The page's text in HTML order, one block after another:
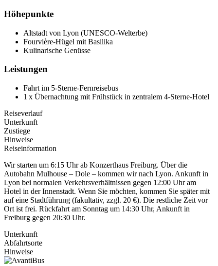
Höhepunkte
Altstadt von Lyon (UNESCO-Welterbe)
Fourvière-Hügel mit Basilika
Kulinarische Genüsse
Leistungen
Fahrt im 5-Sterne-Fernreisebus
1 x Übernachtung mit Frühstück in zentralem 4-Sterne-Hotel
Reiseverlauf
Unterkunft
Zustiege
Hinweise
Reiseinformation
Wir starten um 6:15 Uhr ab Konzerthaus Freiburg. Über die
Autobahn Mulhouse – Dole – kommen wir nach Lyon. Ankunft in
Lyon bei normalen Verkehrsverhältnissen gegen 12:00 Uhr am
Hotel in der Innenstadt. Wenn Sie möchten, kommen Sie später mit
auf eine Stadtführung (fakultativ, zzgl. 20 €). Die restliche Zeit vor
Ort ist frei. Rückfahrt am Sonntag um 14:30 Uhr, Ankunft in
Freiburg gegen 20:30 Uhr.
Unterkunft
Abfahrtsorte
Hinweise